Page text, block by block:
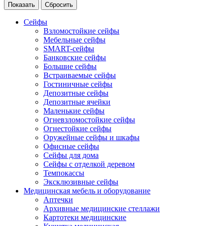
Сейфы
Взломостойкие сейфы
Мебельные сейфы
SMART-сейфы
Банковские сейфы
Большие сейфы
Встраиваемые сейфы
Гостиничные сейфы
Депозитные сейфы
Депозитные ячейки
Маленькие сейфы
Огневзломостойкие сейфы
Огнестойкие сейфы
Оружейные сейфы и шкафы
Офисные сейфы
Сейфы для дома
Сейфы с отделкой деревом
Темпокассы
Эксклюзивные сейфы
Медицинская мебель и оборудование
Аптечки
Архивные медицинские стеллажи
Картотеки медицинские